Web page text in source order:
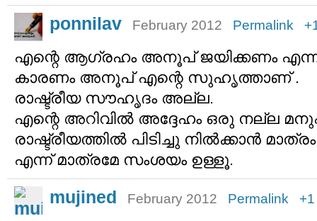
ponnilav February 2012 Permalink
എന്റെ ആഗ്രഹം അനൂപ്‌ ജയിക്കണം
കാരണം അനൂപ്‌ എന്റെ സുഹൃത്താണ് .
രാഷ്ട്രീയ സൗഹൃദം അല്ല.
എന്റെ അറിവില്‍ അദ്ദേഹം ഒരു നല്ല
രാഷ്ട്രീയത്തില്‍ പിടിച്ചു നില്‍ക്കാന്‍
എന്ന് മാത്രമേ സംശയം ഉള്ളൂ.
mujined February 2012 Permalink +1